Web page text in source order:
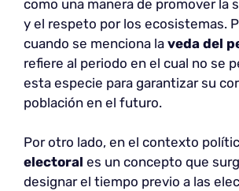
como una manera de promover la
y el respeto por los ecosistemas.
cuando se menciona la veda del
refiere al periodo en el cual no se
esta especie para garantizar su
población en el futuro.
Por otro lado, en el contexto
electoral es un concepto que
designar el tiempo previo a las